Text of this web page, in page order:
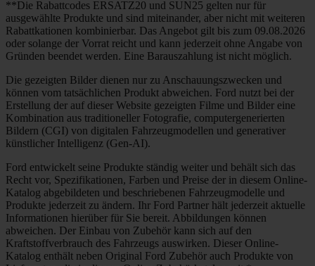
**Die Rabattcodes ERSATZ20 und SUN25 gelten nur für
ausgewählte Produkte und sind miteinander, aber nicht mit weiteren
Rabattkationen kombinierbar. Das Angebot gilt bis zum 09.08.2026
oder solange der Vorrat reicht und kann jederzeit ohne Angabe von
Gründen beendet werden. Eine Barauszahlung ist nicht möglich.
Die gezeigten Bilder dienen nur zu Anschauungszwecken und
können vom tatsächlichen Produkt abweichen. Ford nutzt bei der
Erstellung der auf dieser Website gezeigten Filme und Bilder eine
Kombination aus traditioneller Fotografie, computergenerierten
Bildern (CGI) von digitalen Fahrzeugmodellen und generativer
künstlicher Intelligenz (Gen-AI).
Ford entwickelt seine Produkte ständig weiter und behält sich das
Recht vor, Spezifikationen, Farben und Preise der in diesem Online-
Katalog abgebildeten und beschriebenen Fahrzeugmodelle und
Produkte jederzeit zu ändern. Ihr Ford Partner hält jederzeit aktuelle
Informationen hierüber für Sie bereit. Abbildungen können
abweichen. Der Einbau von Zubehör kann sich auf den
Kraftstoffverbrauch des Fahrzeugs auswirken. Dieser Online-
Katalog enthält neben Original Ford Zubehör auch Produkte von